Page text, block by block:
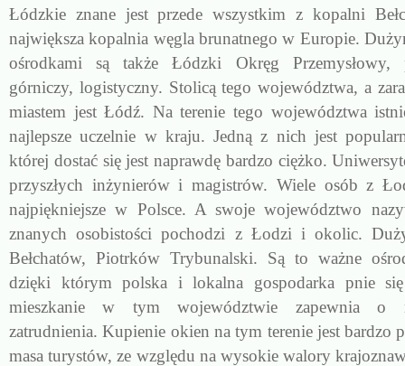
Łódzkie znane jest przede wszystkim z kopalni
największa kopalnia węgla brunatnego w Europie.
ośrodkami są także Łódzki Okręg Przemysłowy,
górniczy, logistyczny. Stolicą tego województwa, a
miastem jest Łódź. Na terenie tego województwa
najlepsze uczelnie w kraju. Jedną z nich jest
której dostać się jest naprawdę bardzo ciężko.
przyszłych inżynierów i magistrów. Wiele osób z
najpiękniejsze w Polsce. A swoje województwo
znanych osobistości pochodzi z Łodzi i okolic.
Bełchatów, Piotrków Trybunalski. Są to ważne
dzięki którym polska i lokalna gospodarka pnie
mieszkanie w tym województwie zapewnia o
zatrudnienia. Kupienie okien na tym terenie jest bardzo
masa turystów, ze względu na wysokie walory